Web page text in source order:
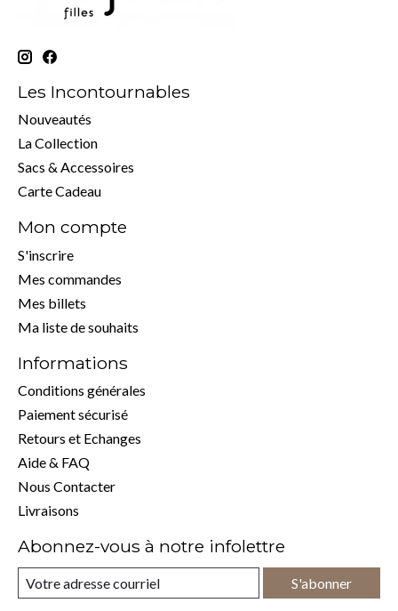
Les Incontournables
Nouveautés
La Collection
Sacs & Accessoires
Carte Cadeau
Mon compte
S'inscrire
Mes commandes
Mes billets
Ma liste de souhaits
Informations
Conditions générales
Paiement sécurisé
Retours et Echanges
Aide & FAQ
Nous Contacter
Livraisons
Abonnez-vous à notre infolettre
S'abonner